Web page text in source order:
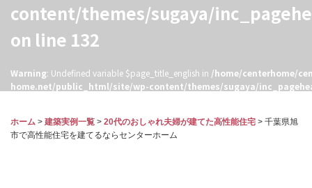
content/themes/sugaya/
on line 132
Warning: Undefined variable $page_title_english in /home/centerhome/
home.net/public_html/site/wp-content/themes/sugaya/
ホーム > 建築実例一覧 > 20代のおしゃれ夫婦が建てた高性能住宅 > 千葉県旭
市で高性能住宅を建てるならセンターホーム